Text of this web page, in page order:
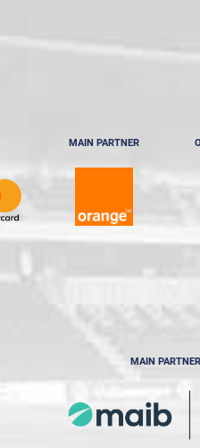
MAIN PARTNER
MAIN PARTNER